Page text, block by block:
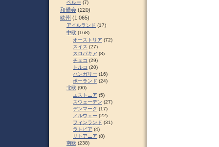
ペルー (7)
和僑会 (220)
欧州 (1,065)
アイルランド (17)
中欧 (168)
オーストリア (72)
スイス (27)
スロパキア (8)
チェコ (29)
トルコ (20)
ハンガリー (16)
ポーランド (24)
北欧 (90)
エストニア (5)
スウェーデン (27)
デンマーク (17)
ノルウェー (22)
フィンランド (31)
ラトビア (4)
リトアニア (8)
南欧 (238)